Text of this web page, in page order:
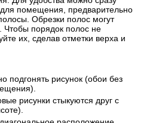
помещения, предварительно
Обрезки полос могут
Чтобы порядок полос не
их, сделав отметки верха и
подгонять рисунок (обои без
рисунки стыкуются друг с